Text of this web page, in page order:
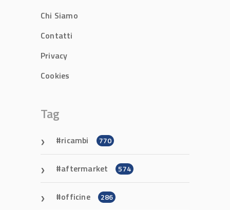
Chi Siamo
Contatti
Privacy
Cookies
Tag
ricambi 770
aftermarket 574
officine 286